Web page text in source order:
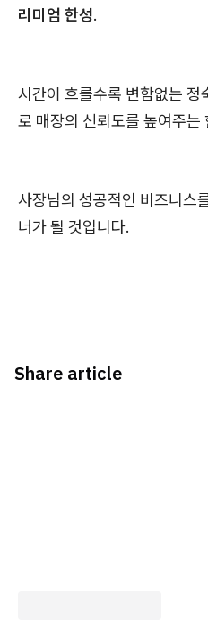
리미엄 한성.
시간이 흐를수록 변함없는
로 매장의 신뢰도를 높여주는
사장님의 성공적인 비즈니스
너가 될 것입니다.
Share article